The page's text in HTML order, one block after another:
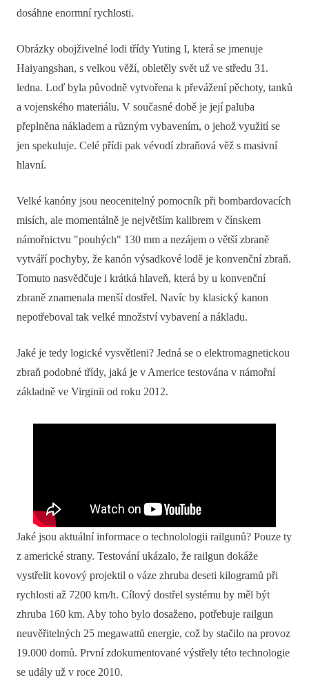
dosáhne enormní rychlosti.
Obrázky obojživelné lodi třídy Yuting I, která se jmenuje
Haiyangshan, s velkou věží, obletěly svět už ve středu 31.
ledna. Loď byla původně vytvořena k převážení pěchoty, tanků
a vojenského materiálu. V současné době je její paluba
přeplněna nákladem a různým vybavením, o jehož využití se
jen spekuluje. Celé přídi pak vévodí zbraňová věž s masivní
hlavní.
Velké kanóny jsou neocenitelný pomocník při bombardovacích
misích, ale momentálně je největším kalibrem v čínskem
námořnictvu "pouhých" 130 mm a nezájem o větší zbraně
vytváří pochyby, že kanón výsadkové lodě je konvenční zbraň.
Tomuto nasvědčuje i krátká hlaveň, která by u konvenční
zbraně znamenala menší dostřel. Navíc by klasický kanon
nepotřeboval tak velké množství vybavení a nákladu.
Jaké je tedy logické vysvětleni? Jedná se o elektromagnetickou
zbraň podobné třídy, jaká je v Americe testována v námořní
základně ve Virginii od roku 2012.
Jaké jsou aktuální informace o technolologii railgunů? Pouze ty
z americké strany. Testování ukázalo, že railgun dokáže
vystřelit kovový projektil o váze zhruba deseti kilogramů při
rychlosti až 7200 km/h. Cílový dostřel systému by měl být
zhruba 160 km. Aby toho bylo dosaženo, potřebuje railgun
neuvěřitelných 25 megawattů energie, což by stačilo na provoz
19.000 domů. První zdokumentované výstřely této technologie
se udály už v roce 2010.